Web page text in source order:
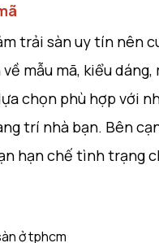
trải sàn uy tín nên
mẫu mã, kiểu dáng,
chọn phù hợp với
trí nhà bạn. Bên
hạn chế tình trạng